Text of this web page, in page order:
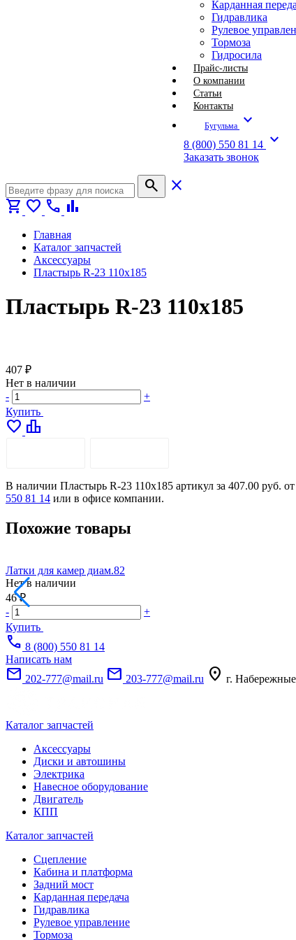
Карданная
Гидравлика
Рулевое
Тормоза
Гидросила
Прайс-листы
О компании
Статьи
Контакты
Бугульма expand_more
8 (800) 550 81 14 expand_more
Заказать звонок
search
close
shopping_cart favorite call bar_chart
Главная
Каталог запчастей
Аксессуары
Пластырь R-23 110х185
Пластырь R-23 110х185
407 ₽
Нет в наличии
-
+
Купить
favorite leaderboard
В наличии Пластырь R-23 110х185 артикул за 407.00 руб.
550 81 14 или в офисе компании.
Похожие товары
Латки для камер диам.82
Нет в наличии
46 ₽
-
+
Купить
call 8 (800) 550 81 14
Написать нам
mail 202-777@mail.ru mail 203-777@mail.ru location_on г.
Каталог запчастей
Аксессуары
Диски и автошины
Электрика
Навесное оборудование
Двигатель
КПП
Каталог запчастей
Сцепление
Кабина и платформа
Задний мост
Карданная передача
Гидравлика
Рулевое управление
Тормоза